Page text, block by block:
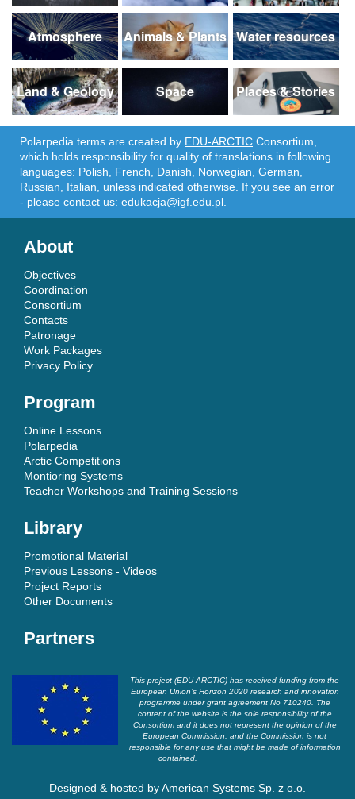
Atmosphere Animals & Plants Water resources
Land & Geology Space Places & Stories
Polarpedia terms are created by EDU-ARCTIC Consortium,
which holds responsibility for quality of translations in following
languages: Polish, French, Danish, Norwegian, German,
Russian, Italian, unless indicated otherwise. If you see an error
- please contact us: edukacja@igf.edu.pl
About
Objectives
Coordination
Consortium
Contacts
Patronage
Work Packages
Privacy Policy
Program
Online Lessons
Polarpedia
Arctic Competitions
Montioring Systems
Teacher Workshops and Training Sessions
Library
Promotional Material
Previous Lessons - Videos
Project Reports
Other Documents
Partners
This project (EDU-ARCTIC) has received funding from the
European Union’s Horizon 2020 research and innovation
programme under grant agreement No 710240. The
content of the website is the sole responsibility of the
Consortium and it does not represent the opinion of the
European Commission, and the Commission is not
responsible for any use that might be made of information
contained.
Designed & hosted byAmerican Systems Sp. z o.o.